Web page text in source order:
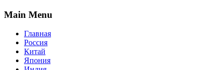
Main Menu
Главная
Россия
Китай
Япония